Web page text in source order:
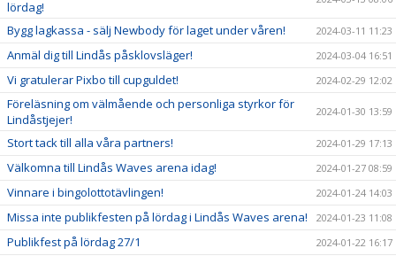
lördag!
Bygg lagkassa - sälj Newbody för laget under våren! 2024-03-11 11:23
Anmäl dig till Lindås påsklovsläger! 2024-03-04 16:51
Vi gratulerar Pixbo till cupguldet! 2024-02-29 12:02
Föreläsning om välmående och personliga styrkor för
Lindåstjejer!
2024-01-30 13:59
Stort tack till alla våra partners! 2024-01-29 17:13
Välkomna till Lindås Waves arena idag! 2024-01-27 08:59
Vinnare i bingolottotävlingen! 2024-01-24 14:03
Missa inte publikfesten på lördag i Lindås Waves arena! 2024-01-23 11:08
Publikfest på lördag 27/1 2024-01-22 16:17